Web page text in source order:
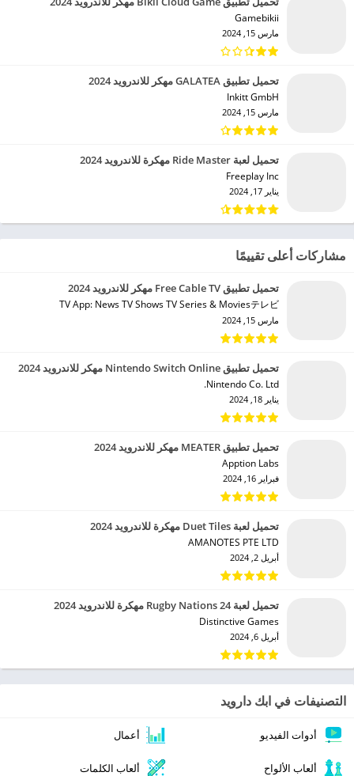
Gamebikii‏
مارس 15, 2024
تحميل تطبيق GALATEA مهكر للاندرويد 2024
Inkitt GmbH‏
مارس 15, 2024
تحميل لعبة Ride Master مهكرة للاندرويد 2024
Freeplay Inc‏
يناير 17, 2024
مشاركات أعلى تقييمًا
تحميل تطبيق Free Cable TV مهكر للاندرويد 2024
TV App: News TV Shows TV Series & Moviesテレビ‏
مارس 15, 2024
تحميل تطبيق Nintendo Switch Online مهكر للاندرويد 2024
Nintendo Co. Ltd.‏
يناير 18, 2024
تحميل تطبيق MEATER مهكر للاندرويد 2024
Apption Labs‏
فبراير 16, 2024
تحميل لعبة Duet Tiles مهكرة للاندرويد 2024
AMANOTES PTE LTD‏
أبريل 2, 2024
تحميل لعبة Rugby Nations 24 مهكرة للاندرويد 2024
Distinctive Games‏
أبريل 6, 2024
التصنيفات في ابك دارويد
أدوات الفيديو أعمال
ألعاب الألواح ألعاب الكلمات